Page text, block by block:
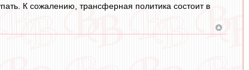
К сожалению, трансферная политика состоит в